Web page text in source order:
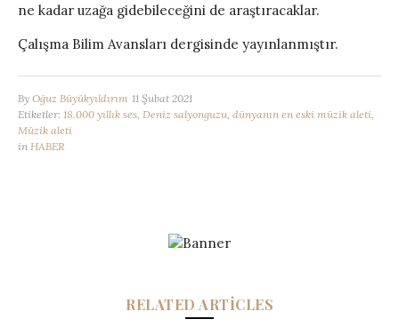
ne kadar uzağa gidebileceğini de araştıracaklar.
Çalışma Bilim Avansları dergisinde yayınlanmıştır.
By Oğuz Büyükyıldırım 11 Şubat 2021
Etiketler: 18.000 yıllık ses Deniz salyonguzu dünyanın en eski müzik aleti
Müzik aleti
in HABER
RELATED ARTICLES